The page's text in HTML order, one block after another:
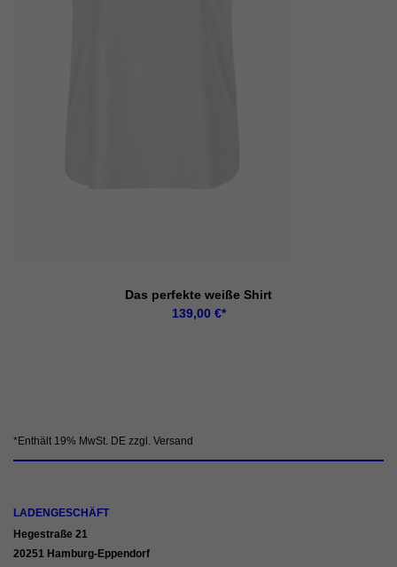
Das perfekte weiße Shirt
139,00 €
LADENGESCHÄFT
Hegestraße 21
20251 Hamburg-Eppendorf